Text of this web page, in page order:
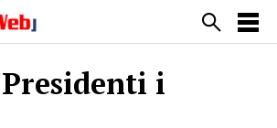
Presidenti i